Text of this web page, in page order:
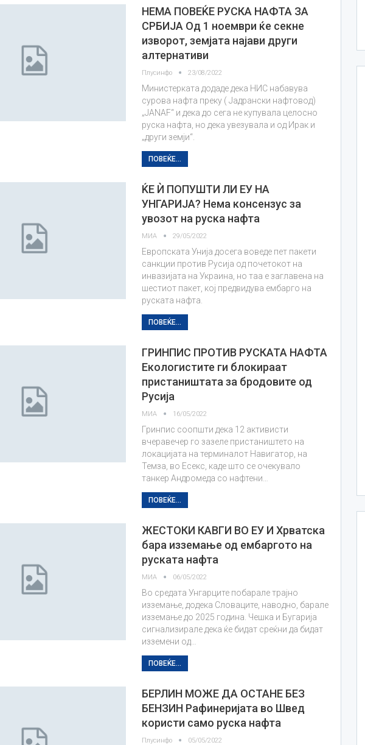
НЕМА ПОВЕЌЕ РУСКА НАФТА ЗА
СРБИЈА Од 1 ноември ќе секне
изворот, земјата најави други
алтернативи
Плусинфо 23/08/2022
Министерката додаде дека НИС набавува
сурова нафта преку ( Јадрански нафтовод)
„JANAF“ и дека до сега не купувала целосно
руска нафта, но дека увезувала и од Ирак и
„други земји“.
ПОВЕЌЕ...
ЌЕ Ѝ ПОПУШТИ ЛИ ЕУ НА
УНГАРИЈА? Нема консензус за
увозот на руска нафта
МИА 29/05/2022
Европската Унија досега воведе пет пакети
санкции против Русија од почетокот на
инвазијата на Украина, но таа е заглавена на
шестиот пакет, кој предвидува ембарго на
руската нафта.
ПОВЕЌЕ...
ГРИНПИС ПРОТИВ РУСКАТА НАФТА
Екологистите ги блокираат
пристаништата за бродовите од
Русија
МИА 16/05/2022
Гринпис соопшти дека 12 активисти
вчеравечер го зазеле пристаништето на
локацијата на терминалот Навигатор, на
Темза, во Есекс, каде што се очекувало
танкер Андромеда со нафтени…
ПОВЕЌЕ...
ЖЕСТОКИ КАВГИ ВО ЕУ И Хрватска
бара изземање од ембаргото на
руската нафта
МИА 06/05/2022
Во средата Унгарците побарале трајно
изземање, додека Словаците, наводно, барале
изземање до 2025 година. Чешка и Бугарија
сигнализирале дека ќе бидат среќни да бидат
изземени од…
ПОВЕЌЕ...
БЕРЛИН МОЖЕ ДА ОСТАНЕ БЕЗ
БЕНЗИН Рафинеријата во Швед
користи само руска нафта
Плусинфо 05/05/2022